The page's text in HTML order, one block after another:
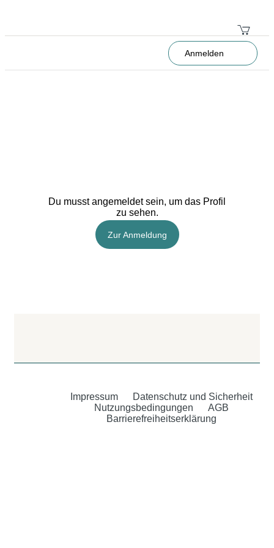
Anmelden
Du musst angemeldet sein, um das Profil
zu sehen.
Zur Anmeldung
Impressum
Datenschutz und Sicherheit
Nutzungsbedingungen
AGB
Barrierefreiheitserklärung